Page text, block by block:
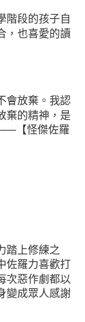
階段的孩子自
，也喜愛的讀
會放棄。我認
棄的精神，是
【怪傑佐羅
踏上修練之
佐羅力喜歡打
次惡作劇都以
變成眾人感謝